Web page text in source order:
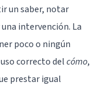
un saber, notar
intervención. La
poco o ningún
correcto delcómo,
prestar igual